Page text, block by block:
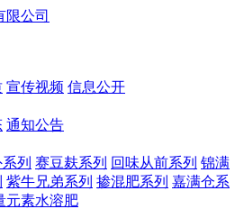
宣传视频 信息公开
通知公告
列 赛豆麸系列 回味从前系列 锦满
紫牛兄弟系列 掺混肥系列 嘉满仓系
元素水溶肥